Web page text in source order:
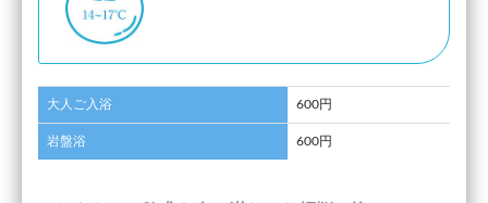
大人ご入浴 600円
岩盤浴 600円